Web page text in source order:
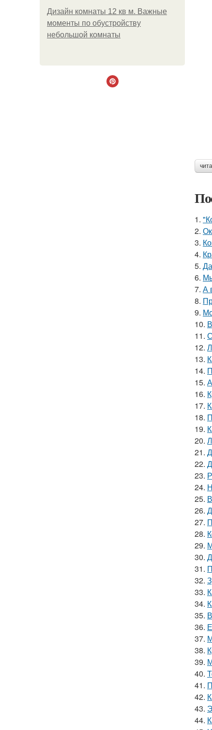
Дизайн комнаты 12 кв м. Важные
моменты по обустройству
небольшой комнаты
1.
2.
3.
4.
5.
6.
7. А
8.
9.
10.
11.
12.
13.
14.
15.
16.
17.
18.
19.
20.
21.
22.
23.
24.
25.
26.
27.
28.
29.
30.
31.
32.
33.
34.
35.
36.
37.
38.
39.
40.
41.
42.
43.
44.